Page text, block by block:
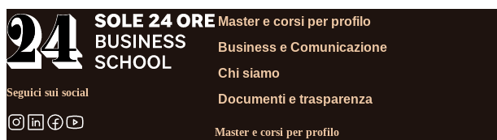
Seguici sui social
Master e corsi per profilo
Business e Comunicazione
Chi siamo
Documenti e trasparenza
Master e corsi per profilo